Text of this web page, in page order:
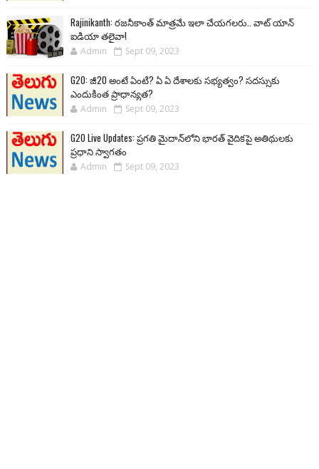
Rajinikanth: రజనీకాంత్ మాత్రమే ఇలా చేయగలరు.. వాట్ యాన్
ఐడియా తలైవా!
Admin Sept 09, 2023
G20: జీ20 అంటే ఏంటి? ఏ ఏ దేశాలకు సభ్యత్వం? సదస్సుకు
ఎందుకింత ప్రాధాన్యత?
Admin Sept 09, 2023
G20 Live Updates: ప్రగతి మైదాన్‌లోని భారత్ వైదికపై అతిథులకు
ప్రధాని స్వాగతం
Admin Sept 09, 2023